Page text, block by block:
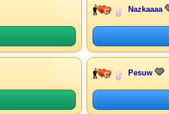
Nazkaaaa
Pesuw